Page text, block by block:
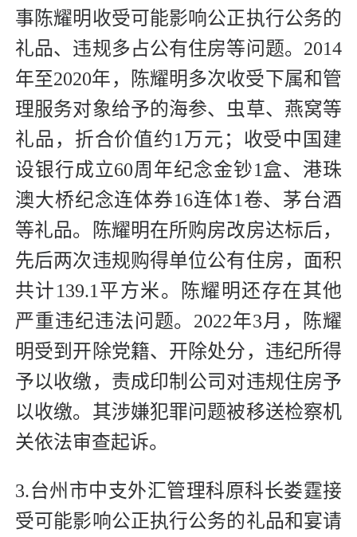
事陈耀明收受可能影响公正执行公务的
礼品、违规多占公有住房等问题。2014
年至2020年，陈耀明多次收受下属和管
理服务对象给予的海参、虫草、燕窝等
礼品，折合价值约1万元；收受中国建
设银行成立60周年纪念金钞1盒、港珠
澳大桥纪念连体券16连体1卷、茅台酒
等礼品。陈耀明在所购房改房达标后，
先后两次违规购得单位公有住房，面积
共计139.1平方米。陈耀明还存在其他
严重违纪违法问题。2022年3月，陈耀
明受到开除党籍、开除处分，违纪所得
予以收缴，责成印制公司对违规住房予
以收缴。其涉嫌犯罪问题被移送检察机
关依法审查起诉。
3.台州市中支外汇管理科原科长娄霆接
受可能影响公正执行公务的礼品和宴请